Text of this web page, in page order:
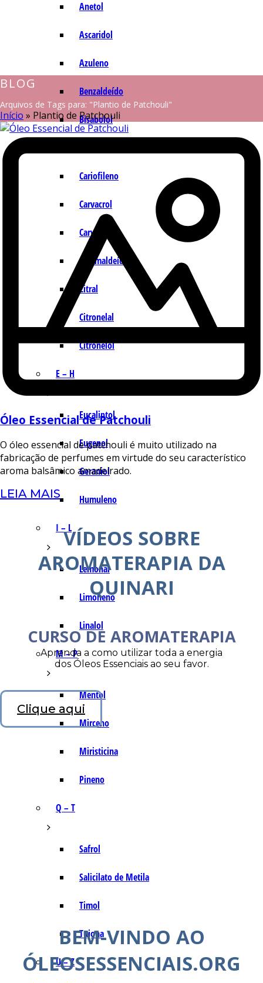
Anetol
Ascaridol
Azuleno
Benzaldeído
Bisabolol
Cariofileno
Carvacrol
Carvona
Cinamaldeído
Citral
Citronelal
Citronelol
E – H
Eucaliptol
Eugenol
Geraniol
Humuleno
I – L
Lemonal
Limoneno
Linalol
M – P
Mentol
Mirceno
Miristicina
Pineno
Q – T
Safrol
Salicilato de Metila
Timol
Tujona
U – Z
BLOG
Arquivos de Tags para: "Plantio de Patchouli"
Início » Plantio de Patchouli
Óleo Essencial de Patchouli
O óleo essencial de patchouli é muito utilizado na
fabricação de perfumes em virtude do seu característico
aroma balsâmico amadeirado.
LEIA MAIS
VÍDEOS SOBRE
AROMATERAPIA DA
QUINARI
CURSO DE AROMATERAPIA
Aprenda a como utilizar toda a energia
dos Óleos Essenciais ao seu favor.
Clique aqui
BEM-VINDO AO
ÓLEOSESSENCIAIS.ORG